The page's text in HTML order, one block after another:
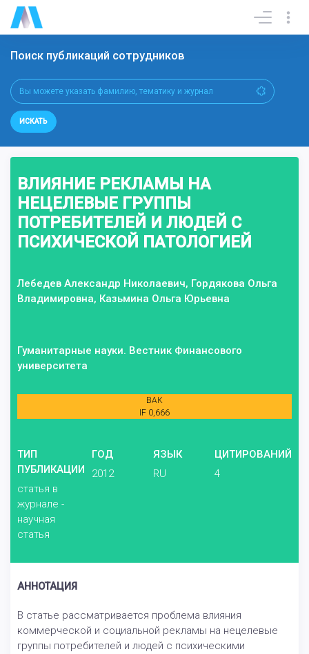
Поиск публикаций сотрудников
ИСКАТЬ
ВЛИЯНИЕ РЕКЛАМЫ НА
НЕЦЕЛЕВЫЕ ГРУППЫ
ПОТРЕБИТЕЛЕЙ И ЛЮДЕЙ С
ПСИХИЧЕСКОЙ ПАТОЛОГИЕЙ
Лебедев Александр Николаевич, Гордякова Ольга
Владимировна, Казьмина Ольга Юрьевна
Гуманитарные науки. Вестник Финансового
университета
ВАК
IF 0,666
ТИП
ПУБЛИКАЦИИ
статья в
журнале -
научная
статья
ГОД
2012
ЯЗЫК
RU
ЦИТИРОВАНИЙ
4
АННОТАЦИЯ
В статье рассматривается проблема влияния
коммерческой и социальной рекламы на нецелевые
группы потребителей и людей с психическими